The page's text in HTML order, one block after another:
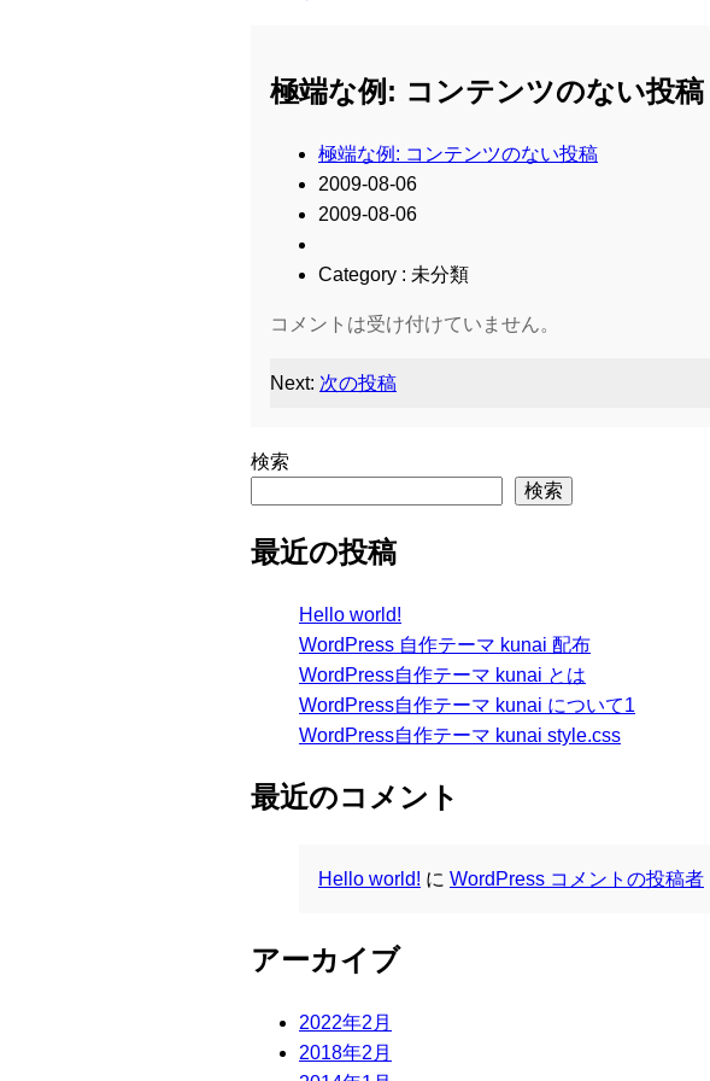
極端な例: コンテンツのない投稿
極端な例: コンテンツのない投稿
2009-08-06
2009-08-06
Category : 未分類
コメントは受け付けていません。
Next: 次の投稿
検索
検索
最近の投稿
Hello world!
WordPress 自作テーマ kunai 配布
WordPress自作テーマ kunai とは
WordPress自作テーマ kunai について1
WordPress自作テーマ kunai style.css
最近のコメント
Hello world! に WordPress コメントの投稿者
アーカイブ
2022年2月
2018年2月